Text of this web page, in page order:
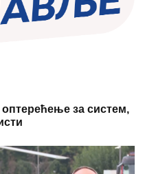
за систем,